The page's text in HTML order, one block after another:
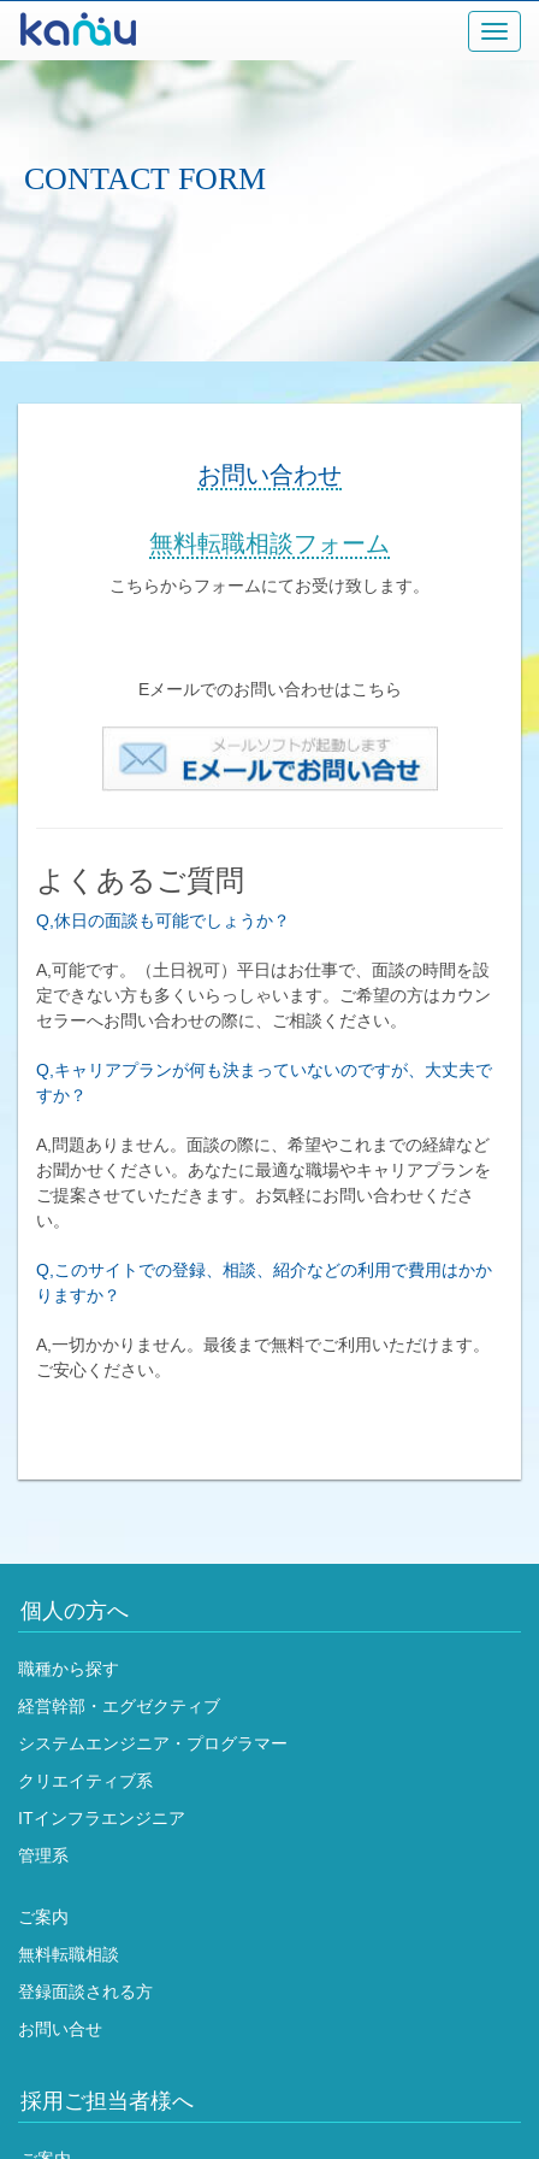
CONTACT FORM
お問い合わせ
無料転職相談フォーム
こちらからフォームにてお受け致します。
Eメールでのお問い合わせはこちら
よくあるご質問
Q,休日の面談も可能でしょうか？
A,可能です。（土日祝可）平日はお仕事で、面談の時間を設
定できない方も多くいらっしゃいます。ご希望の方はカウン
セラーへお問い合わせの際に、ご相談ください。
Q,キャリアプランが何も決まっていないのですが、大丈夫で
すか？
A,問題ありません。面談の際に、希望やこれまでの経緯など
お聞かせください。あなたに最適な職場やキャリアプランを
ご提案させていただきます。お気軽にお問い合わせくださ
い。
Q,このサイトでの登録、相談、紹介などの利用で費用はかか
りますか？
A,一切かかりません。最後まで無料でご利用いただけます。
ご安心ください。
個人の方へ
職種から探す
経営幹部・エグゼクティブ
システムエンジニア・プログラマー
クリエイティブ系
ITインフラエンジニア
管理系
ご案内
無料転職相談
登録面談される方
お問い合せ
採用ご担当者様へ